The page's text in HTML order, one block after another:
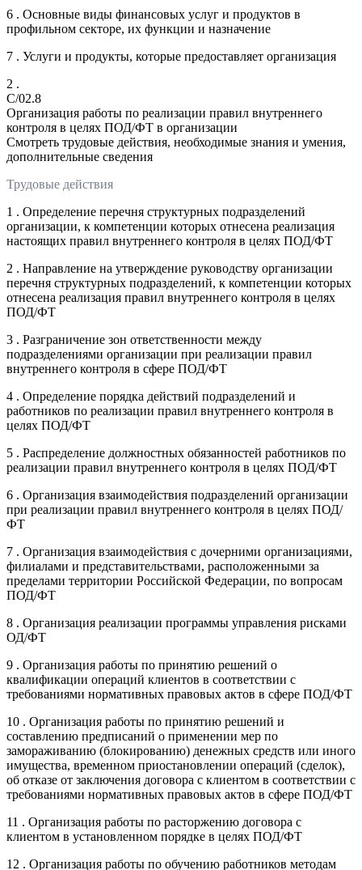
6 . Основные виды финансовых услуг и продуктов в
профильном секторе, их функции и назначение
7 . Услуги и продукты, которые предоставляет организация
2 .
C/02.8
Организация работы по реализации правил внутреннего
контроля в целях ПОД/ФТ в организации
Смотреть трудовые действия, необходимые знания и умения,
дополнительные сведения
Трудовые действия
1 . Определение перечня структурных подразделений
организации, к компетенции которых отнесена реализация
настоящих правил внутреннего контроля в целях ПОД/ФТ
2 . Направление на утверждение руководству организации
перечня структурных подразделений, к компетенции которых
отнесена реализация правил внутреннего контроля в целях
ПОД/ФТ
3 . Разграничение зон ответственности между
подразделениями организации при реализации правил
внутреннего контроля в сфере ПОД/ФТ
4 . Определение порядка действий подразделений и
работников по реализации правил внутреннего контроля в
целях ПОД/ФТ
5 . Распределение должностных обязанностей работников по
реализации правил внутреннего контроля в целях ПОД/ФТ
6 . Организация взаимодействия подразделений организации
при реализации правил внутреннего контроля в целях ПОД/
ФТ
7 . Организация взаимодействия с дочерними организациями,
филиалами и представительствами, расположенными за
пределами территории Российской Федерации, по вопросам
ПОД/ФТ
8 . Организация реализации программы управления рисками
ОД/ФТ
9 . Организация работы по принятию решений о
квалификации операций клиентов в соответствии с
требованиями нормативных правовых актов в сфере ПОД/ФТ
10 . Организация работы по принятию решений и
составлению предписаний о применении мер по
замораживанию (блокированию) денежных средств или иного
имущества, временном приостановлении операций (сделок),
об отказе от заключения договора с клиентом в соответствии с
требованиями нормативных правовых актов в сфере ПОД/ФТ
11 . Организация работы по расторжению договора с
клиентом в установленном порядке в целях ПОД/ФТ
12 . Организация работы по обучению работников методам